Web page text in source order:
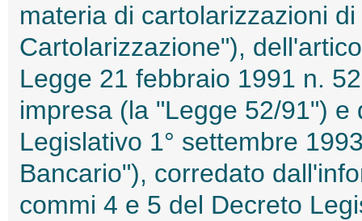
materia di cartolarizzazioni
Cartolarizzazione"),
Legge 21 febbraio 1991 n.
impresa (la "Legge 52/91")
Legislativo 1° settembre
Bancario"), corredato
commi 4 e 5 del Decreto